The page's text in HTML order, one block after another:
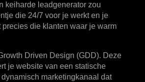
keiharde leadgenerator zou
die 24/7 voor je werkt en je
precies die klanten waar je warm
Driven Design (GDD). Deze
je website van een statische
marketingkanaal dat